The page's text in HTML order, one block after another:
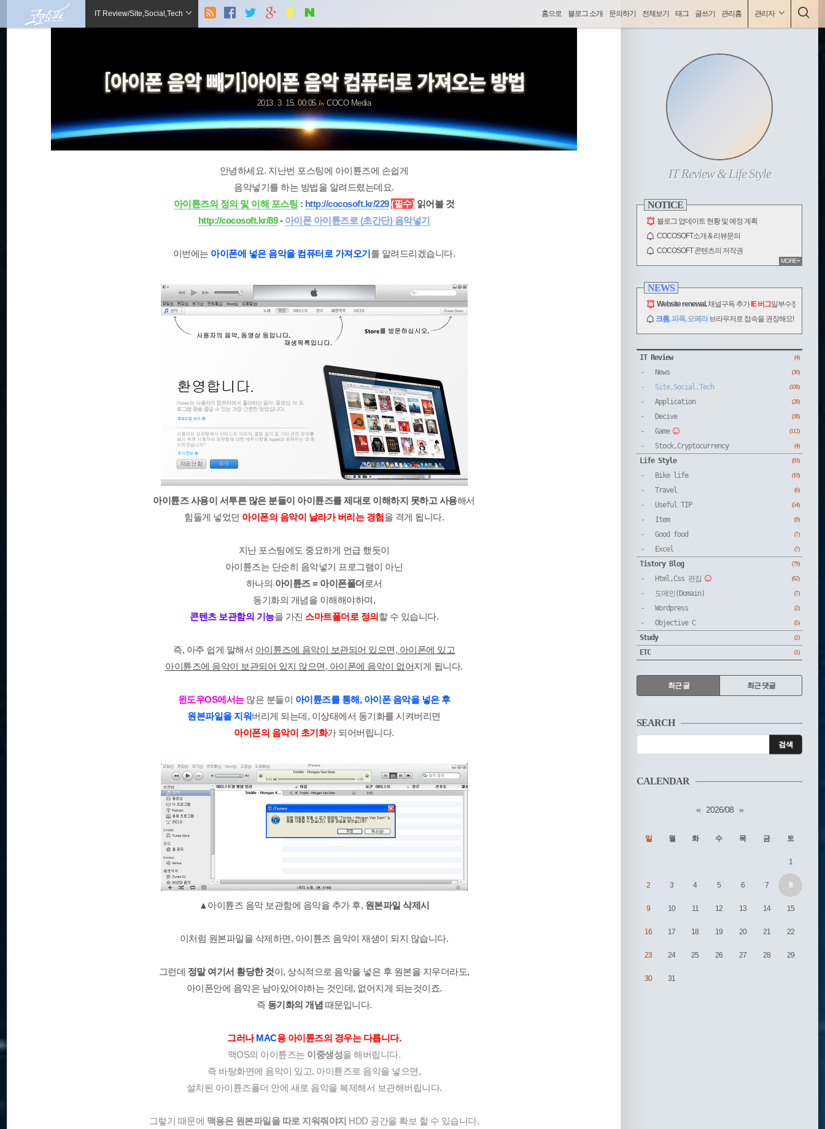
현
치
::
IT Review/Site,Social,Tech 홈으로 블로그 소개 문의하기 전체보기 태그 글쓰기 관리홈 관리자
[아이폰 음악 빼기]아이폰 음악 컴퓨터로 가져오는 방법
2013. 3. 15. 00:05 byCOCO Media
안녕하세요. 지난번 포스팅에 아이튠즈에 손쉽게
음악넣기를 하는 방법을 알려드렸는데요.
아이튠즈의 정의 및 이해 포스팅 : http://cocosoft.kr/229 (필수) 읽어볼 것
http://cocosoft.kr/89- 아이폰 아이튠즈로 (초간단) 음악넣기
이번에는 아이폰에 넣은 음악을 컴퓨터로 가져오기를 알려드리겠습니다.
아이튠즈 사용이 서투른 많은 분들이 아이튠즈를 제대로 이해하지 못하고 사용해서
힘들게 넣었던 아이폰의 음악이 날라가 버리는 경험을 격게 됩니다.
지난 포스팅에도 중요하게 언급 했듯이
아이튠즈는 단순히 음악넣기 프로그램이 아닌
하나의 아이튠즈 = 아이폰폴더 로서
동기화의 개념을 이해해야하며,
콘텐츠 보관함의 기능을 가진 스마트폴더로 정의할 수 있습니다.
즉, 아주 쉽게 말해서 아이튠즈에 음악이 보관되어 있으면, 아이폰에 있고
아이튠즈에 음악이 보관되어 있지 않으면, 아이폰에 음악이 없어지게 됩니다.
윈도우OS에서는 많은 분들이 아이튠즈를 통해, 아이폰 음악을 넣은 후
원본파일을 지워버리게 되는데, 이상태에서 동기화를 시켜버리면
아이폰의 음악이 초기화가 되어버립니다.
▲아이튠즈 음악 보관함에 음악을 추가 후, 원본파일 삭제시
이처럼 원본파일을 삭제하면, 아이튠즈 음악이 재생이 되지 않습니다.
그런데 정말 여기서 황당한 것이, 상식적으로 음악을 넣은 후 원본을 지우더라도,
아이폰안에 음악은 남아있어야하는 것인데, 없어지게 되는것이죠.
즉 동기화의 개념 때문입니다.
그러나MAC용 아이튠즈의 경우는 다릅니다.
맥OS의 아이튠즈는 이중생성을 해버립니다.
즉 바탕화면에 음악이 있고, 아이튠즈로 음악을 넣으면,
설치된 아이튠즈폴더 안에 새로 음악을 복제해서 보관해버립니다.
그렇기 때문에 맥용은 원본파일을 따로 지워줘야지 HDD 공간을 확보 할 수 있습니다.
IT Review & Life Style
NOTICE
블로그 업데이트 현황 및 예정 계획
COCOSOFT소개 & 리뷰문의
COCOSOFT 콘텐츠의 저작권
전체 보기
MORE+
NEWS
Website renewal.채널구독 추가 IE 버그일부수정.
크롬, 파폭, 오페라브라우저로 접속을 권장해요!
CATEGORY
IT Review (4)
News (30)
Site,Social,Tech (108)
Application (28)
Decive (38)
Game (112)
Stock,Cryptocurrency (4)
Life Style (93)
Bike life (10)
Travel (6)
Useful TIP (54)
Item (9)
Good food (7)
Excel (7)
Tistory Blog (79)
Html,Css 편집 (62)
도메인(Domain) (7)
Wordpress (2)
Objective C (5)
Study (2)
ETC (1)
RECENTLY
최근 글 최근 댓글
근
SEARCH
CALENDAR
« 2026/08 »
일 월 화 수 목 금 토
1
2 3 4 5 6 7 8
9 10 11 12 13 14 15
16 17 18 19 20 21 22
23 24 25 26 27 28 29
30 31